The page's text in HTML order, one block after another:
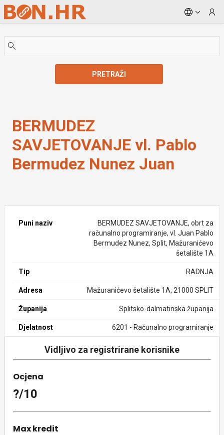
Skip to Main Content
PRETRAŽI
BERMUDEZ
SAVJETOVANJE vl. Pablo
Bermudez Nunez Juan
Puni naziv
BERMUDEZ SAVJETOVANJE, obrt za
računalno programiranje, vl. Juan Pablo
Bermudez Nunez, Split, Mažuranićevo
šetalište 1A
Tip RADNJA
Adresa Mažuranićevo šetalište 1A, 21000 SPLIT
Županija Splitsko-dalmatinska županija
Djelatnost 6201 - Računalno programiranje
Vidljivo za registrirane korisnike
Ocjena
?/10
Max kredit